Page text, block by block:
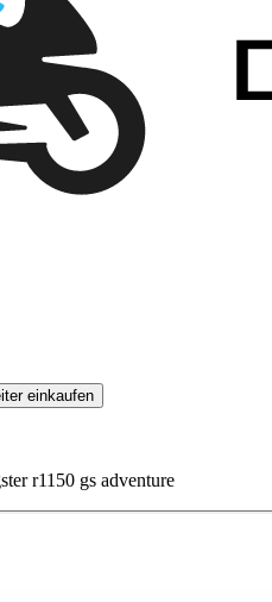
einkaufen
r1150 gs adventure